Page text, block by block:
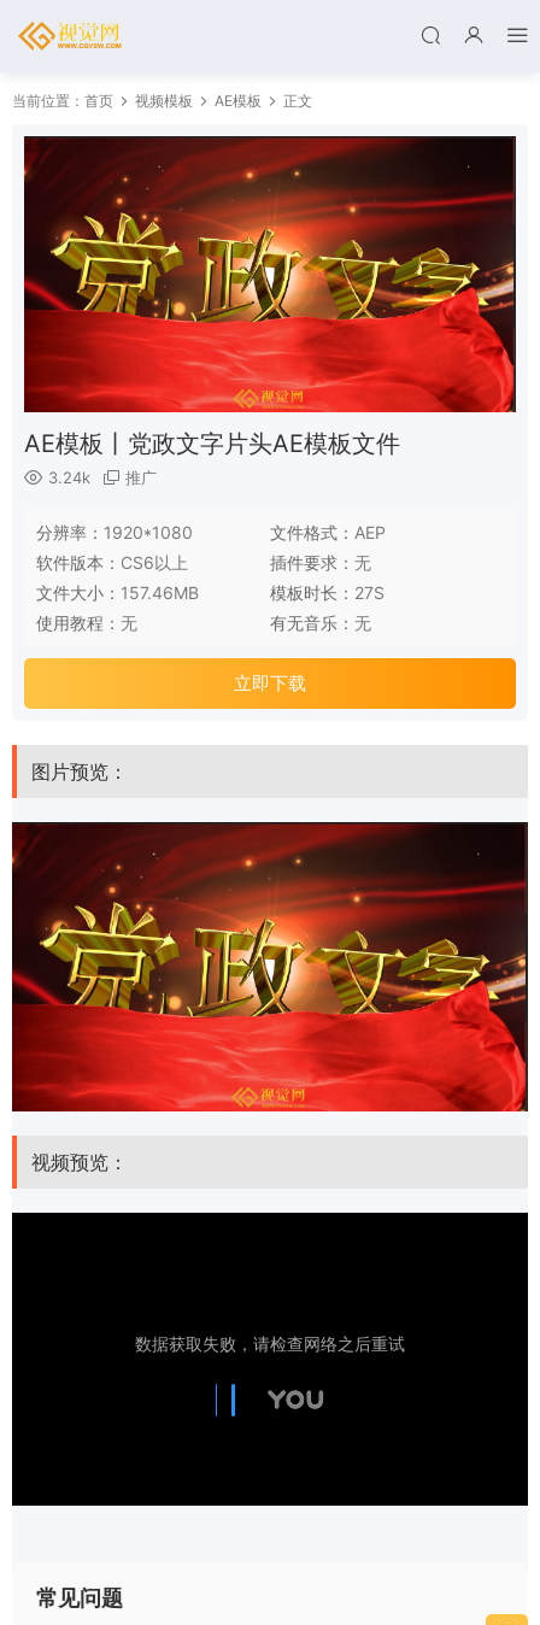
当前位置： 首页 视频模板 AE模板 正文
AE模板丨党政文字片头AE模板文件
3.24k 推广
分辨率： 1920*1080 文件格式： AEP
软件版本： CS6以上 插件要求： 无
文件大小： 157.46MB 模板时长： 27S
使用教程： 无 有无音乐： 无
立即下载
图片预览：
视频预览：
常见问题